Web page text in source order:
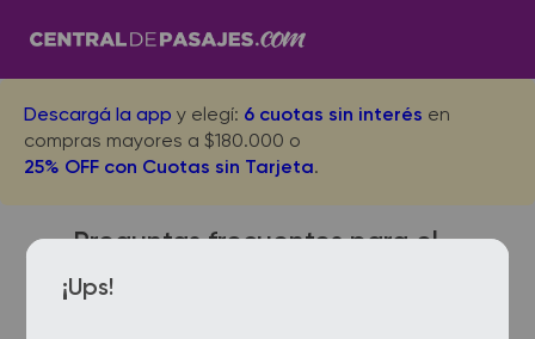
Descargá la app y elegí: 6 cuotas sin interés en
compras mayores a $180.000 o
25% OFF con Cuotas sin Tarjeta.
¡Ups!
Preguntas frecuentes para el
viaje desde Bahia Blanca a
Santa Clara del Mar